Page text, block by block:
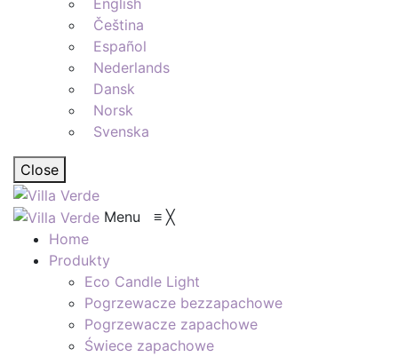
Čeština
Español
Nederlands
Dansk
Norsk
Svenska
Close
Menu ≡ ╳
Home
Produkty
Eco Candle Light
Pogrzewacze bezzapachowe
Pogrzewacze zapachowe
Świece zapachowe